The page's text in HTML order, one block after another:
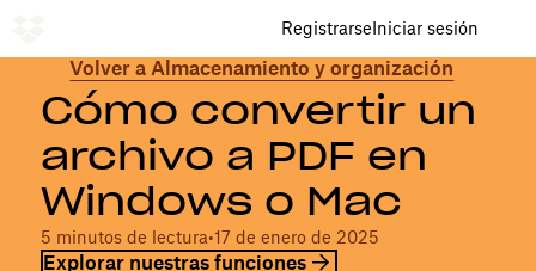
RegistrarseIniciar sesión
Volver a Almacenamiento y organización
Cómo convertir un
archivo a PDF en
Windows o Mac
5 minutos de lectura•17 de enero de 2025
Explorar nuestras funciones